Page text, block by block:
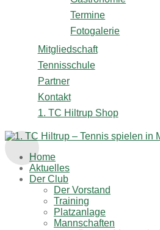
Termine
Fotogalerie
Mitgliedschaft
Tennisschule
Partner
Kontakt
1. TC Hiltrup Shop
Home
Aktuelles
Der Club
Der Vorstand
Training
Platzanlage
Mannschaften